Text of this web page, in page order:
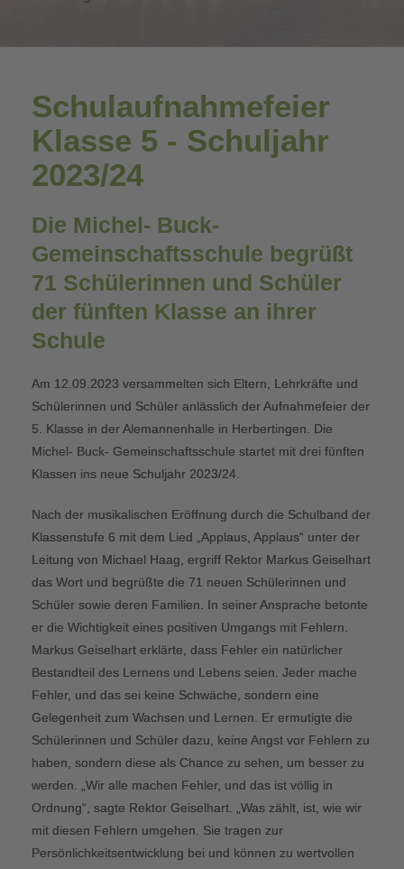
Schulaufnahmefeier
Klasse 5 - Schuljahr
2023/24
Die Michel- Buck-
Gemeinschaftsschule begrüßt
71 Schülerinnen und Schüler
der fünften Klasse an ihrer
Schule
Am 12.09.2023 versammelten sich Eltern, Lehrkräfte und
Schülerinnen und Schüler anlässlich der Aufnahmefeier der
5. Klasse in der Alemannenhalle in Herbertingen. Die
Michel- Buck- Gemeinschaftsschule startet mit drei fünften
Klassen ins neue Schuljahr 2023/24.
Nach der musikalischen Eröffnung durch die Schulband der
Klassenstufe 6 mit dem Lied „Applaus, Applaus“ unter der
Leitung von Michael Haag, ergriff Rektor Markus Geiselhart
das Wort und begrüßte die 71 neuen Schülerinnen und
Schüler sowie deren Familien. In seiner Ansprache betonte
er die Wichtigkeit eines positiven Umgangs mit Fehlern.
Markus Geiselhart erklärte, dass Fehler ein natürlicher
Bestandteil des Lernens und Lebens seien. Jeder mache
Fehler, und das sei keine Schwäche, sondern eine
Gelegenheit zum Wachsen und Lernen. Er ermutigte die
Schülerinnen und Schüler dazu, keine Angst vor Fehlern zu
haben, sondern diese als Chance zu sehen, um besser zu
werden. „Wir alle machen Fehler, und das ist völlig in
Ordnung“, sagte Rektor Geiselhart. „Was zählt, ist, wie wir
mit diesen Fehlern umgehen. Sie tragen zur
Persönlichkeitsentwicklung bei und können zu wertvollen